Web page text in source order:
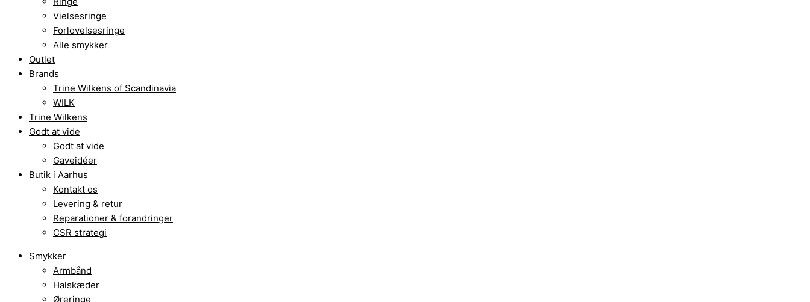
Vielsesringe
Forlovelsesringe
Alle smykker
Outlet
Brands
Trine Wilkens of Scandinavia
WILK
Trine Wilkens
Godt at vide
Godt at vide
Gaveidéer
Butik i Aarhus
Kontakt os
Levering & retur
Reparationer & forandringer
CSR strategi
Smykker
Armbånd
Halskæder
Øreringe